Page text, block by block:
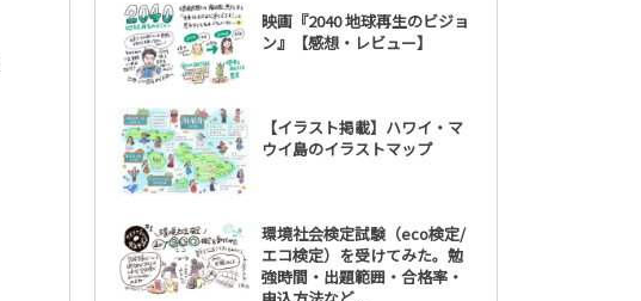
映画『2040 地球再生のビジョ
ン』【感想・レビュー】
【イラスト掲載】ハワイ・マ
ウイ島のイラストマップ
環境社会検定試験（eco検定/
エコ検定）を受けてみた。勉
強時間・出題範囲・合格率・